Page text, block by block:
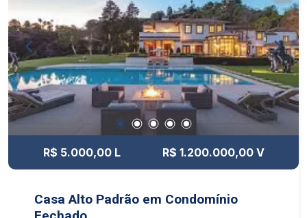
R$ 5.000,00 L R$ 1.200.000,00 V
Casa Alto Padrão em Condomínio